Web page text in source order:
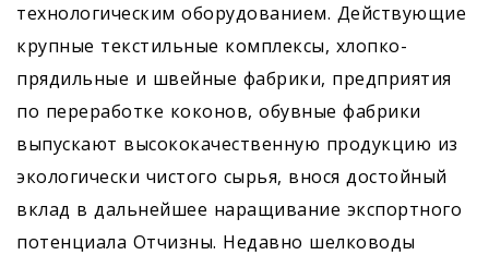
технологическим оборудованием. Действующие
крупные текстильные комплексы, хлопко­
прядильные и швейные фабрики, предприятия
по переработке коконов, обувные фабрики
выпускают высококачественную продукцию из
экологически чистого сырья, внося достойный
вклад в дальнейшее наращивание экспортного
потенциала Отчизны. Недавно шелководы